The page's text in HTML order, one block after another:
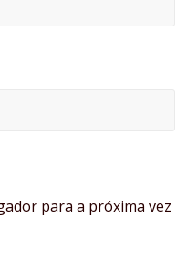
para a próxima vez